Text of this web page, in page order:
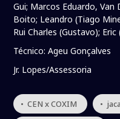
Gui; Marcos Eduardo,
Boito; Leandro (Tiago
Rui Charles (Gustavo);
Técnico: Ageu Gonçalves
Jr. Lopes/Assessoria
• CEN x COXIM •